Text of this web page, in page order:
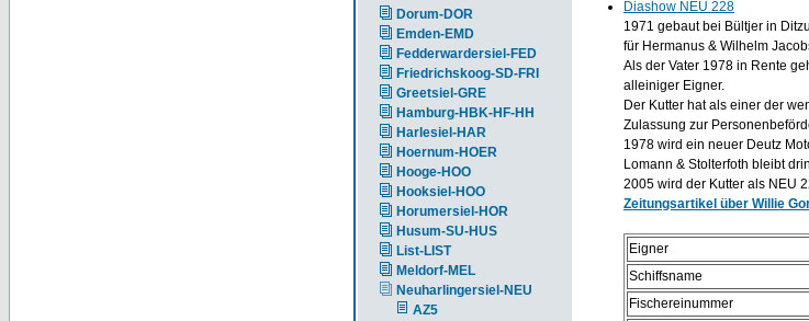
Dorum-DOR
Emden-EMD
Fedderwardersiel-FED
Friedrichskoog-SD-FRI
Greetsiel-GRE
Hamburg-HBK-HF-HH
Harlesiel-HAR
Hoernum-HOER
Hooge-HOO
Hooksiel-HOO
Horumersiel-HOR
Husum-SU-HUS
List-LIST
Meldorf-MEL
Neuharlingersiel-NEU
AZ5
Diashow NEU 228
1971 gebaut bei Bültjer in
für Hermanus & Wilhelm
Als der Vater 1978 in Rente
alleiniger Eigner.
Der Kutter hat als einer der
Zulassung zur
1978 wird ein neuer Deutz
Lomann & Stolterfoth bleibt
2005 wird der Kutter als NEU
Zeitungsartikel über Willie
Eigner
Schiffsname
Fischereinummer